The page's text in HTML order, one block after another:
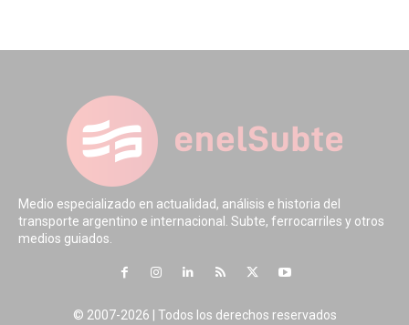
Medio especializado en actualidad, análisis e historia del
transporte argentino e internacional. Subte, ferrocarriles y otros
medios guiados.
© 2007-2026 | Todos los derechos reservados